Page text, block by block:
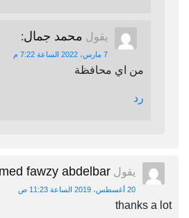
يقول محمد جمال:
7 مارس، 2022 الساعة 7:22 م
من اي محافظة
رد
يقول fawzy abdelbar
20 أغسطس، 2019 الساعة 11:23 ص
thanks a lot